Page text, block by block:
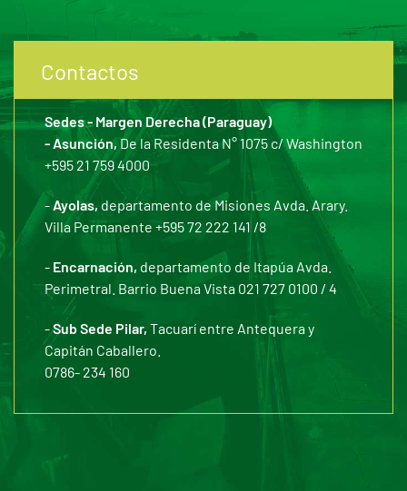
Contactos
Sedes - Margen Derecha (Paraguay)
- Asunción,De la Residenta N° 1075 c/ Washington
+595 21 759 4000
- Ayolas, departamento de Misiones Avda. Arary.
Villa Permanente +595 72 222 141 /8
- Encarnación, departamento de Itapúa Avda.
Perimetral. Barrio Buena Vista 021 727 0100 / 4
-Sub Sede Pilar, Tacuarí entre Antequera y
Capitán Caballero.
0786- 234 160